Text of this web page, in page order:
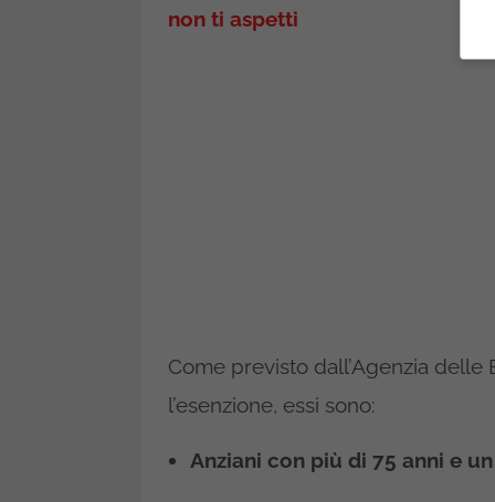
non ti aspetti
Come previsto dall’Agenzia
l’esenzione, essi sono:
Anziani con più di 75 anni e